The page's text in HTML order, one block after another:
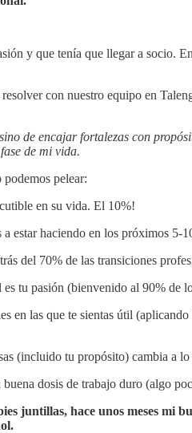
y que tenía que llegar a
con nuestro equipo en
de encajar fortalezas con
de mi vida.
pelear:
en su vida. El 10%!
estar haciendo en los próximos 5-
del 70% de las transiciones
tu pasión (bienvenido al 90%
las que te sientas útil
(incluido tu propósito) cambia a
dosis de trabajo duro (algo
juntillas, hace unos meses